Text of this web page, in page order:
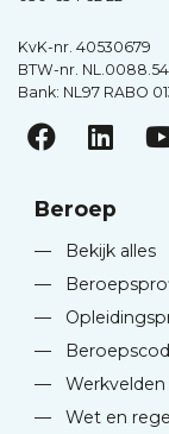
KvK-nr. 40530679
BTW-nr.
Bank: NL97 RABO
Beroep
—
Bekijk alles
—
—
—
—
Werkvelden
—
Wet en